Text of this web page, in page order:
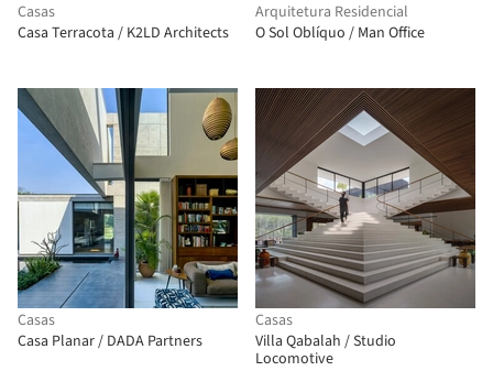
Casas
Casa Terracota / K2LD Architects
Arquitetura Residencial
O Sol Oblíquo / Man Office
Casas
Casa Planar / DADA Partners
Casas
Villa Qabalah / Studio
Locomotive